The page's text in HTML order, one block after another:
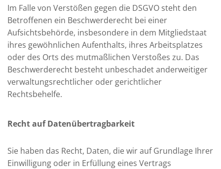
Im Falle von Verstößen gegen die DSGVO steht den
Betroffenen ein Beschwerderecht bei einer
Aufsichtsbehörde, insbesondere in dem Mitgliedstaat
ihres gewöhnlichen Aufenthalts, ihres Arbeitsplatzes
oder des Orts des mutmaßlichen Verstoßes zu. Das
Beschwerderecht besteht unbeschadet anderweitiger
verwaltungsrechtlicher oder gerichtlicher
Rechtsbehelfe.
Recht auf Daten­übertrag­barkeit
Sie haben das Recht, Daten, die wir auf Grundlage Ihrer
Einwilligung oder in Erfüllung eines Vertrags